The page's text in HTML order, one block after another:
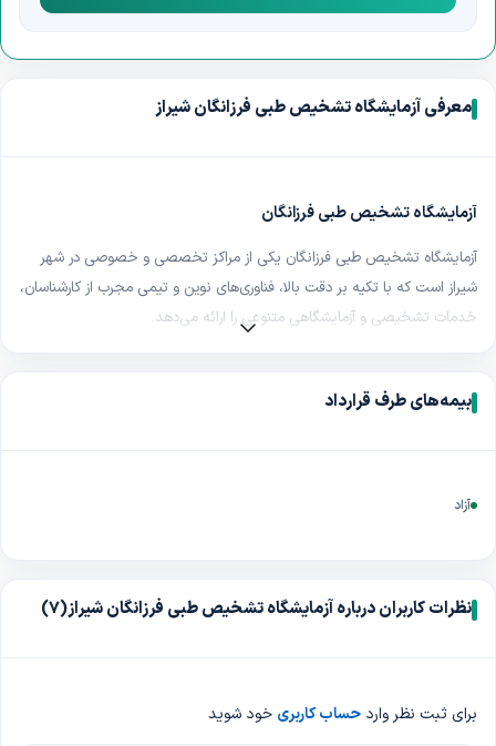
معرفی آزمایشگاه تشخیص طبی فرزانگان شیراز
آزمایشگاه تشخیص طبی فرزانگان
آزمایشگاه تشخیص طبی فرزانگان یکی از مراکز تخصصی و خصوصی در شهر
شیراز است که با تکیه بر دقت بالا، فناوری‌های نوین و تیمی مجرب از کارشناسان،
خدمات تشخیصی و آزمایشگاهی متنوعی را ارائه می‌دهد.
تخصصی شناخته می‌شود.
فوق‌تخصصی را در زمینه‌های مختلف ارائه می‌دهد، از جمله
آزمایش پاتولوژی
آزمایش پی سی آر
ساعت کاری همه‌روزه از شنبه تا چهارشنبه : 6صبح تا
بیمه‌های طرف قرارداد
آزاد
نظرات کاربران درباره آزمایشگاه تشخیص طبی فرزانگان شیراز(7)
برای ثبت نظر وارد حساب کاربری خود شوید